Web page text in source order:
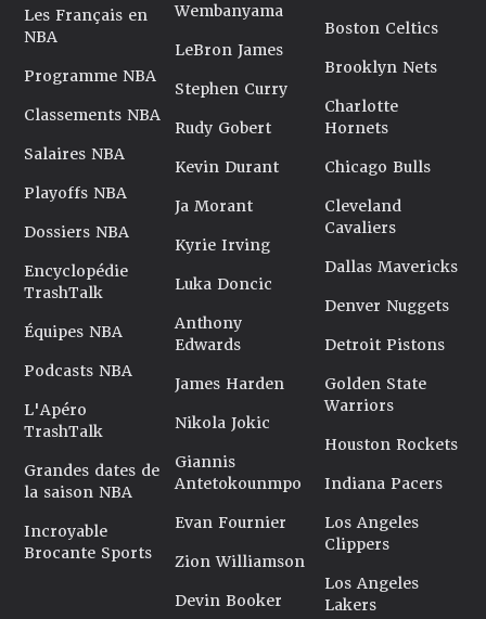
Les Français en
NBA
Programme NBA
Classements NBA
Salaires NBA
Playoffs NBA
Dossiers NBA
Encyclopédie
TrashTalk
Équipes NBA
Podcasts NBA
L'Apéro
TrashTalk
Grandes dates de
la saison NBA
Incroyable
Brocante Sports
Wembanyama
LeBron James
Stephen Curry
Rudy Gobert
Kevin Durant
Ja Morant
Kyrie Irving
Luka Doncic
Anthony
Edwards
James Harden
Nikola Jokic
Giannis
Antetokounmpo
Evan Fournier
Zion Williamson
Devin Booker
Boston Celtics
Brooklyn Nets
Charlotte
Hornets
Chicago Bulls
Cleveland
Cavaliers
Dallas Mavericks
Denver Nuggets
Detroit Pistons
Golden State
Warriors
Houston Rockets
Indiana Pacers
Los Angeles
Clippers
Los Angeles
Lakers